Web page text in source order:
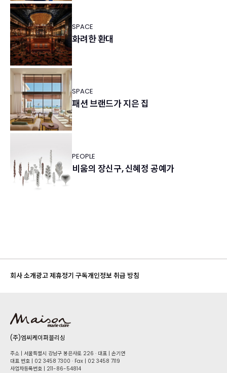
SPACE
화려한 환대
SPACE
패션 브랜드가 지은 집
PEOPLE
비움의 장신구, 신혜정 공예가
회사 소개광고 제휴정기 구독개인정보 취급 방침
(주)엠씨케이퍼블리싱
주소 | 서울특별시 강남구 봉은사로 226 · 대표 | 손기연
대표 번호 | 02 34​58 7300 · Fax | 02 34​58 7119
사업자등록번호 | 211-86-5​4814